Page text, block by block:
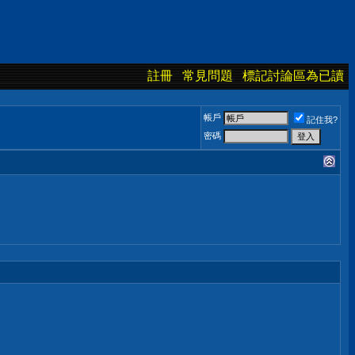
註冊 常見問題 標記討論區為已讀
帳戶
記住我?
密碼